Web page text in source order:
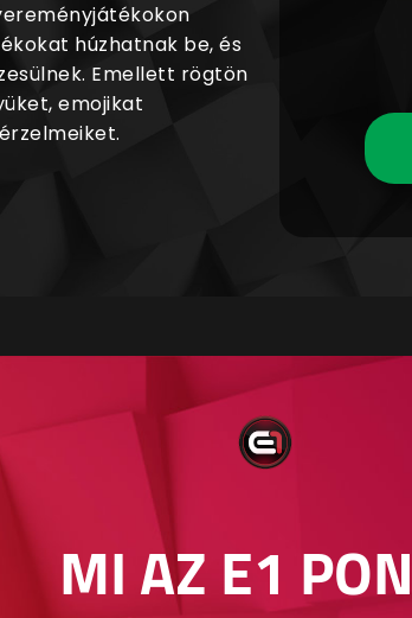
húzhatnak be, és
Emellett rögtön
emojikat
MI AZ E1